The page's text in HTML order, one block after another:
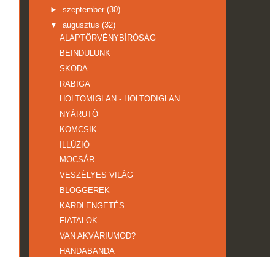
► szeptember (30)
▼ augusztus (32)
ALAPTÖRVÉNYBÍRÓSÁG
BEINDULUNK
SKODA
RABIGA
HOLTOMIGLAN - HOLTODIGLAN
NYÁRUTÓ
KOMCSIK
ILLÚZIÓ
MOCSÁR
VESZÉLYES VILÁG
BLOGGEREK
KARDLENGETÉS
FIATALOK
VAN AKVÁRIUMOD?
HANDABANDA